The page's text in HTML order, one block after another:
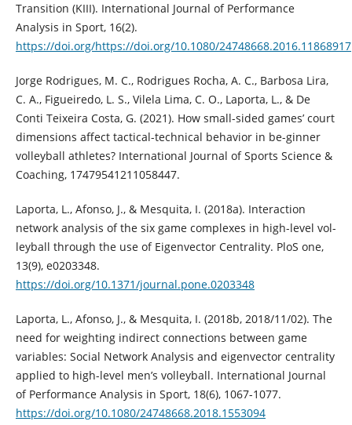
Transition (KIII). International Journal of Performance
Analysis in Sport, 16(2).
https://doi.org/https://doi.org/10.1080/24748668.2016.11868917
Jorge Rodrigues, M. C., Rodrigues Rocha, A. C., Barbosa Lira,
C. A., Figueiredo, L. S., Vilela Lima, C. O., Laporta, L., & De
Conti Teixeira Costa, G. (2021). How small-sided games’ court
dimensions affect tactical-technical behavior in be-ginner
volleyball athletes? International Journal of Sports Science &
Coaching, 17479541211058447.
Laporta, L., Afonso, J., & Mesquita, I. (2018a). Interaction
network analysis of the six game complexes in high-level vol-
leyball through the use of Eigenvector Centrality. PloS one,
13(9), e0203348.
https://doi.org/10.1371/journal.pone.0203348
Laporta, L., Afonso, J., & Mesquita, I. (2018b, 2018/11/02). The
need for weighting indirect connections between game
variables: Social Network Analysis and eigenvector centrality
applied to high-level men’s volleyball. International Journal
of Performance Analysis in Sport, 18(6), 1067-1077.
https://doi.org/10.1080/24748668.2018.1553094